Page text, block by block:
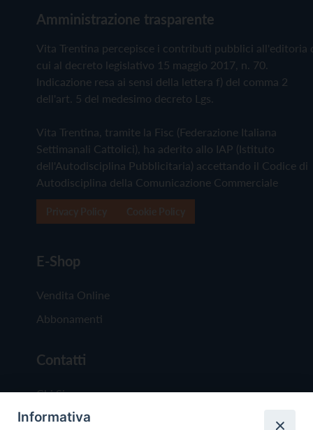
Amministrazione trasparente
Vita Trentina percepisce i contributi pubblici all'editoria
cui al decreto legislativo 15 maggio 2017, n. 70.
Indicazione resa ai sensi della lettera f) del comma 2
dell'art. 5 del medesimo decreto Lgs.
Vita Trentina, tramite la Fisc (Federazione Italiana
Settimanali Cattolici), ha aderito allo IAP (Istituto
dell'Autodisciplina Pubblicitaria) accettando il Codice di
Autodisciplina della Comunicazione Commerciale
E-Shop
Vendita Online
Abbonamenti
Contatti
Chi Siamo
Redazione
Informativa